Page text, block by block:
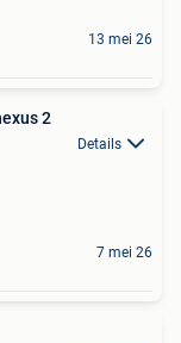
13 mei 26
2
Details
7 mei 26